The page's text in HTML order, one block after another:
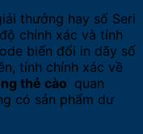
thưởng hay số Seri
chính xác và tính
biến đổi in dãy số
tính chính xác về
thẻ cào quan
có sản phẩm dư